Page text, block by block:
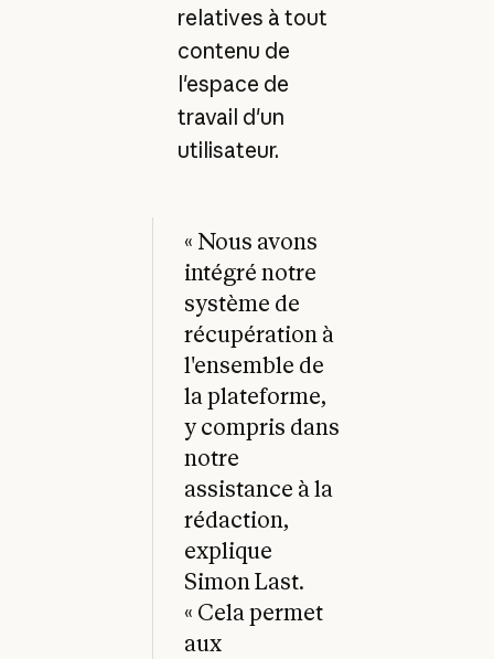
relatives à tout
contenu de
l'espace de
travail d'un
utilisateur.
« Nous avons
intégré notre
système de
récupération à
l'ensemble de
la plateforme,
y compris dans
notre
assistance à la
rédaction,
explique
Simon Last.
« Cela permet
aux